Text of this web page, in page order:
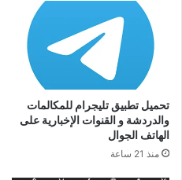
تحميل تطبيق تليجرام للمكالمات
والدردشة و القنوات الإخبارية على
الهاتف الجوال
منذ 21 ساعة